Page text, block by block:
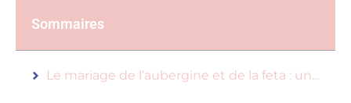
Sommaires
Le mariage de l’aubergine et de la feta : une harmonie de saveurs